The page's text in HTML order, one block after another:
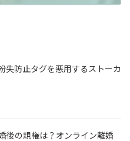
失防止タグを悪用するストーカ
後の親権は？オンライン離婚